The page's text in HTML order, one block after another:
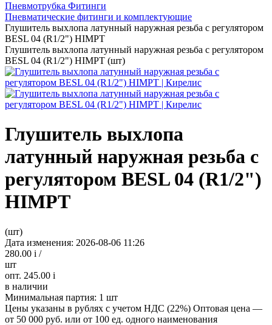
Пневмотрубка Фитинги
Пневматические фитинги и комплектующие
Глушитель выхлопа латунный наружная резьба с регулятором
BESL 04 (R1/2") HIMPT
Глушитель выхлопа латунный наружная резьба с регулятором
BESL 04 (R1/2") HIMPT (шт)
Глушитель выхлопа
латунный наружная резьба с
регулятором BESL 04 (R1/2")
HIMPT
(шт)
Дата изменения: 2026-08-06 11:26
280.00 i /
шт
опт. 245.00 i
в наличии
Минимальная партия: 1 шт
Цены указаны в рублях с учетом НДС (22%) Оптовая цена —
от 50 000 руб. или от 100 ед. одного наименования